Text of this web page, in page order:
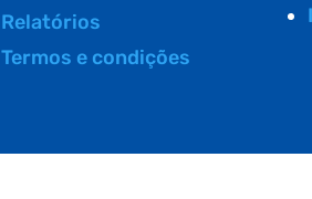
Relatórios
Termos e condições